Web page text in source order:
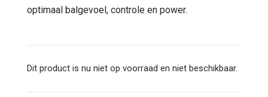
optimaal balgevoel, controle en power.
Dit product is nu niet op voorraad en niet beschikbaar.